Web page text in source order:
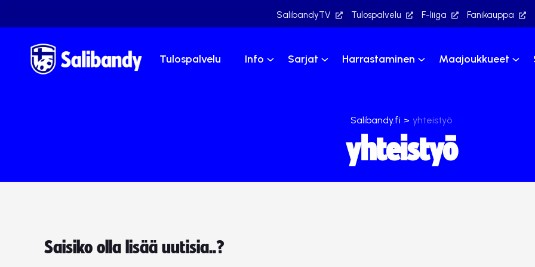
SalibandyTV Tulospalvelu F-liiga Fanikauppa
Tulospalvelu Info Sarjat Harrastaminen Maajoukkueet
Salibandy.fi > yhteistyö
yhteistyö
Saisiko olla lisää uutisia..?